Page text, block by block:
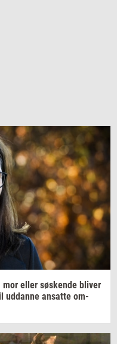
eller sø­sken­de bli­ver
ud­dan­ne an­sat­te om­